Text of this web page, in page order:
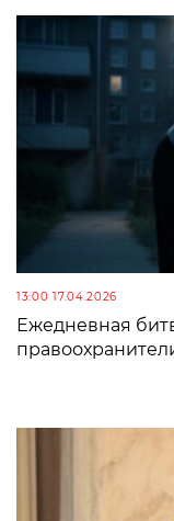
13:00 17.04.2026
Ежедневная